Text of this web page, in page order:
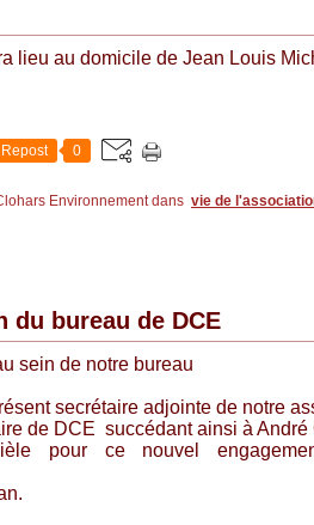
lieu au domicile de Jean Louis
Repost 0
Environnementdans vie de
du bureau de DCE
sein de notre bureau
secrétaire adjointe de notre
de DCE succédant ainsi à André
pour ce nouvel